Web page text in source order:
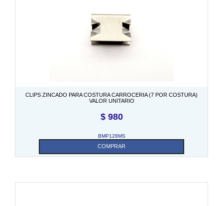
CLIPS ZINCADO PARA COSTURA CARROCERIA (7 POR COSTURA)
VALOR UNITARIO
$980
BMP128MS
COMPRAR